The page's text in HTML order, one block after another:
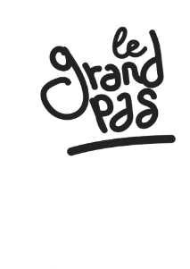
content
Accueil